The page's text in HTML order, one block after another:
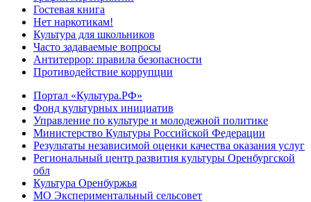
Гостевая книга
Нет наркотикам!
Культура для школьников
Часто задаваемые вопросы
Антитеррор: правила безопасности
Противодействие коррупции
Портал «Культура.РФ»
Фонд культурных инициатив
Управление по культуре и молодежной политике
Министерство Культуры Российской Федерации
Результаты независимой оценки качества оказания услуг
Региональный центр развития культуры Оренбургской
обл
Культура Оренбуржья
МО Экспериментальный сельсовет